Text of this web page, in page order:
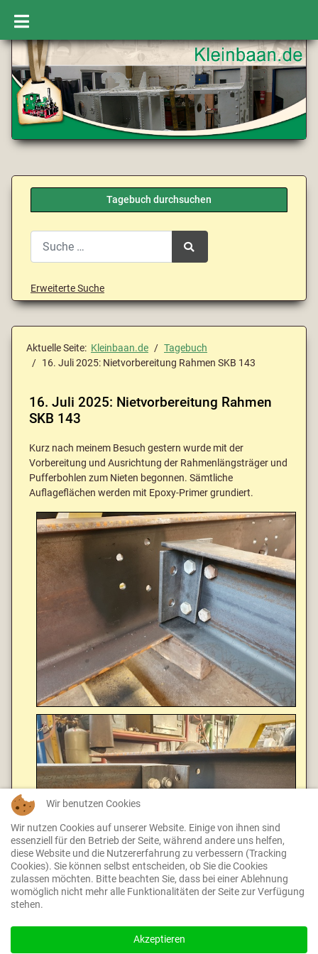
Tagebuch durchsuchen
Erweiterte Suche
Aktuelle Seite: Kleinbaan.de
Tagebuch
16. Juli 2025: Nietvorbereitung Rahmen SKB 143
16. Juli 2025: Nietvorbereitung Rahmen
SKB 143
Kurz nach meinem Besuch gestern wurde mit der
Vorbereitung und Ausrichtung der Rahmenlängsträger und
Pufferbohlen zum Nieten begonnen. Sämtliche
Auflageflächen werden mit Epoxy-Primer grundiert.
Wir benutzen Cookies
Wir nutzen Cookies auf unserer Website. Einige von ihnen sind
essenziell für den Betrieb der Seite, während andere uns helfen,
diese Website und die Nutzererfahrung zu verbessern (Tracking
Cookies). Sie können selbst entscheiden, ob Sie die Cookies
zulassen möchten. Bitte beachten Sie, dass bei einer Ablehnung
womöglich nicht mehr alle Funktionalitäten der Seite zur Verfügung
stehen.
Akzeptieren